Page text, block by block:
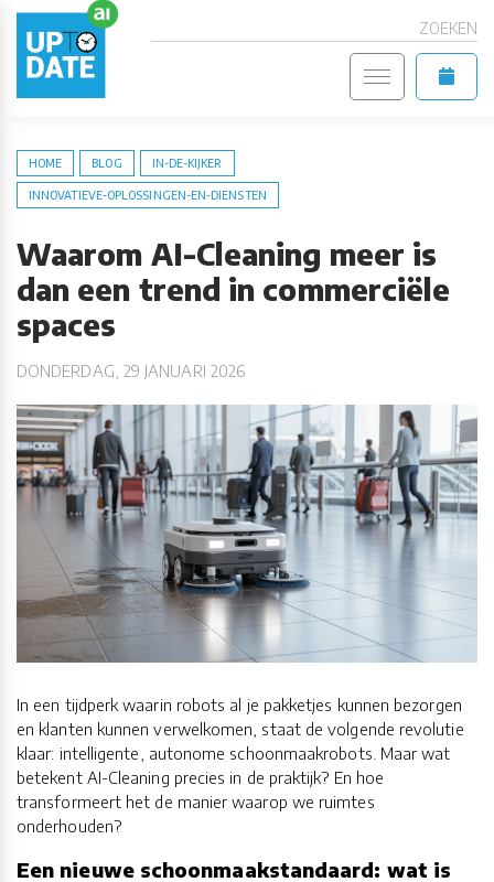
ZOEKEN
HOME BLOG IN-DE-KIJKER
INNOVATIEVE-OPLOSSINGEN-EN-DIENSTEN
Waarom AI-Cleaning meer is
dan een trend in commerciële
spaces
DONDERDAG, 29 JANUARI 2026
In een tijdperk waarin robots al je pakketjes kunnen bezorgen
en klanten kunnen verwelkomen, staat de volgende revolutie
klaar: intelligente, autonome schoonmaakrobots. Maar wat
betekent AI-Cleaning precies in de praktijk? En hoe
transformeert het de manier waarop we ruimtes
onderhouden?
Een nieuwe schoonmaakstandaard: wat is